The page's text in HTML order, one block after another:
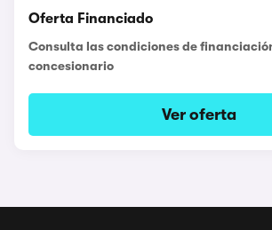
Oferta Financiado
Consulta las condiciones de
concesionario
Ver oferta